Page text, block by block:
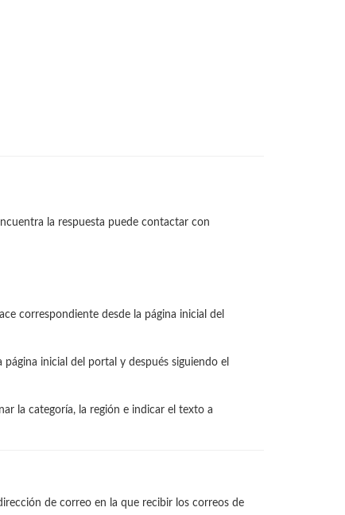
la respuesta puede contactar con
correspondiente desde la página inicial del
inicial del portal y después siguiendo el
la categoría, la región e indicar el texto a
de correo en la que recibir los correos de